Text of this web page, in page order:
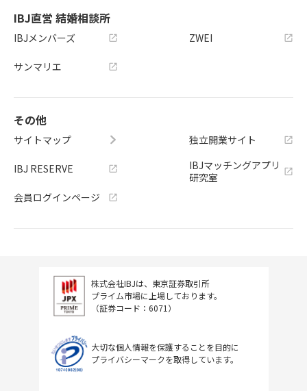
IBJ直営 結婚相談所
IBJメンバーズ
サンマリエ
ZWEI
その他
サイトマップ
IBJ RESERVE
会員ログインページ
独立開業サイト
IBJマッチングアプリ
研究室
株式会社IBJは、東京証券取引所
プライム市場に上場しております。
（証券コード：6071）
大切な個人情報を保護することを目的に
プライバシーマークを取得しています。